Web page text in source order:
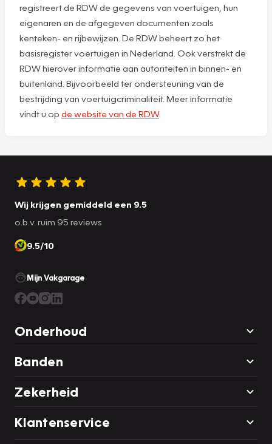
registreert de RDW de gegevens van voertuigen, hun
eigenaren en de afgegeven documenten zoals
kenteken- en rijbewijzen. De RDW beheert zo het
basisregister voertuigen in Nederland. Ook verstrekt de
RDW hierover informatie aan autoriteiten in binnen- en
buitenland. Bijvoorbeeld ter ondersteuning van de
bestrijding van voertuigcriminaliteit. Meer informatie
vindt u op de website van de RDW.
Wij krijgen gemiddeld een 9.5
o.b.v. ruim 95 reviews
9.5/10
Mijn Vakgarage
Onderhoud
Banden
Zekerheid
Klantenservice